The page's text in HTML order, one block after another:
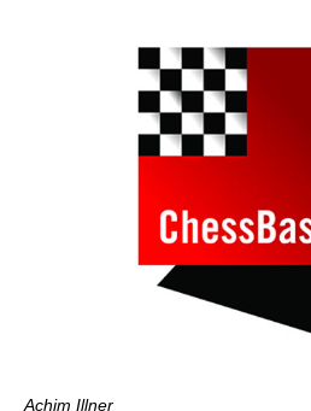
Achim Illner